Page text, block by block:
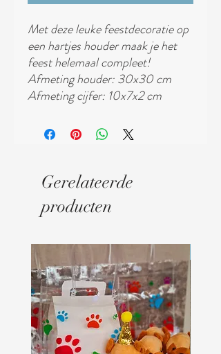
Met deze leuke feestdecoratie op
een hartjes houder maak je het
feest helemaal compleet!
Afmeting houder: 30x30 cm
Afmeting cijfer: 10x7x2 cm
Gerelateerde
producten